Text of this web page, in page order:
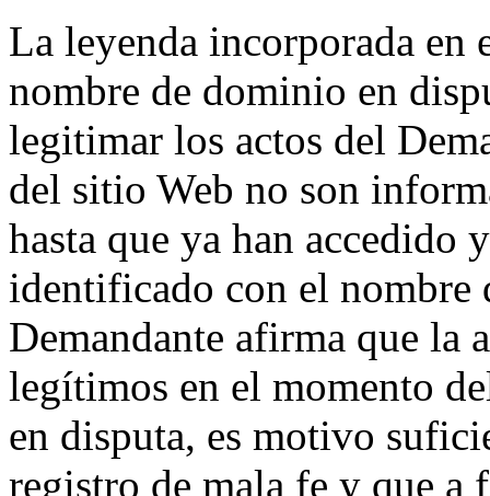
La leyenda incorporada en
nombre de dominio en
legitimar los actos del
del sitio Web no son
hasta que ya han accedido
identificado con el
Demandante afirma que la
legítimos en el momento
en disputa, es motivo
registro de mala fe y que a